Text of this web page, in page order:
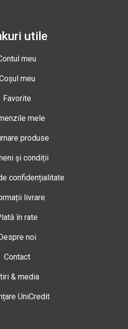
utile
meu
meu
Favorite
mele
produse
și condiții
confidențialitate
livrare
în rate
Despre noi
Contact
& media
UniCredit